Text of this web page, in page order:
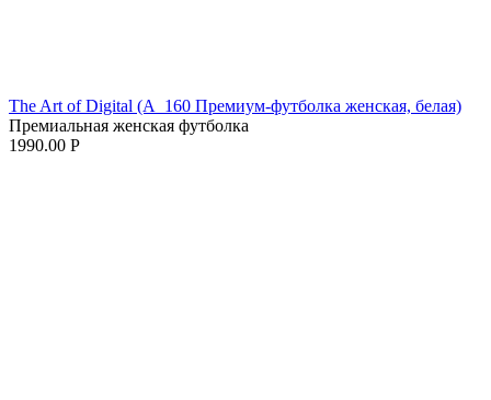
The Art of Digital (A_160 Премиум-футболка женская, белая)
Премиальная женская футболка
1990.00 Р